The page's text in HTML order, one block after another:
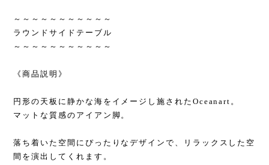
～～～～～～～～～～～
ラウンドサイドテーブル
～～～～～～～～～～～
《商品説明》
円形の天板に静かな海をイメージし施されたOceanart。
マットな質感のアイアン脚。
落ち着いた空間にぴったりなデザインで、リラックスした空
間を演出してくれます。